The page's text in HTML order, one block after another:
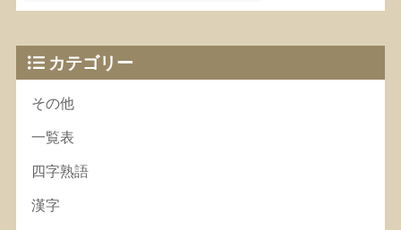
カテゴリー
その他
一覧表
四字熟語
漢字